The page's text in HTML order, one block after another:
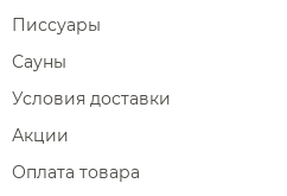
Писсуары
Сауны
Условия доставки
Акции
Оплата товара